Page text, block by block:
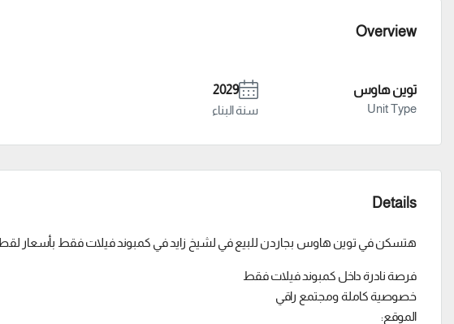
Overview
توين هاوس
Unit Type
2029
سنة البناء
Details
هتسكن في توين هاوس بجاردن للبيع في لشيخ زايد في كمبوند فيلات فقط بأسعار
فرصة نادرة داخل كمبوند فيلات فقط
خصوصية كاملة ومجتمع راقي
الموقع: